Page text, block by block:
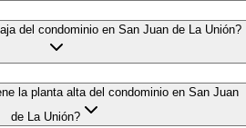
del condominio en San Juan de La Unión?
la planta alta del condominio en San Juan
de La Unión?